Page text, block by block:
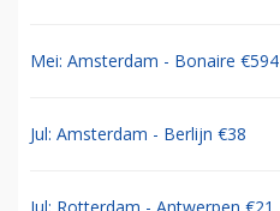
Mei: Amsterdam - Bonaire €594
Jul: Amsterdam - Berlijn €38